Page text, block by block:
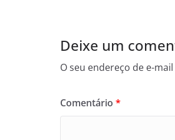
Deixe um
O seu endereço de e-
Comentário *